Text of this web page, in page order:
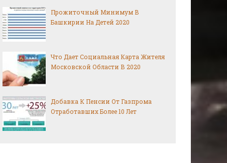
Прожиточный Минимум В
Башкирии На Детей 2020
Что Дает Социальная Карта Жителя
Московской Области В 2020
Добавка К Пенсии От Газпрома
Отработавших Более 10 Лет